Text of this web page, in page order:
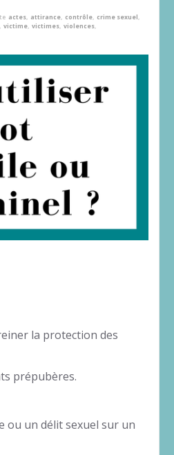
actes, attirance, contrôle, crime sexuel,
, victime, victimes, violences,
la protection des
prépubères.
ou un délit sexuel sur un